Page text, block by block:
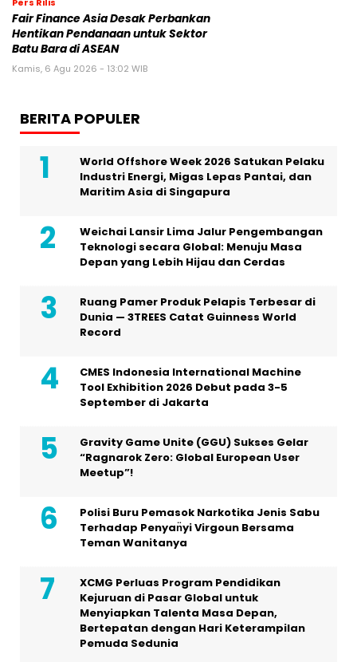
Fair Finance Asia Desak Perbankan
Hentikan Pendanaan untuk Sektor
Batu Bara di ASEAN
Kamis, 6 Agu 2026 - 13:02 WIB
BERITA POPULER
World Offshore Week 2026 Satukan Pelaku
Industri Energi, Migas Lepas Pantai, dan
Maritim Asia di Singapura
Weichai Lansir Lima Jalur Pengembangan
Teknologi secara Global: Menuju Masa
Depan yang Lebih Hijau dan Cerdas
Ruang Pamer Produk Pelapis Terbesar di
Dunia — 3TREES Catat Guinness World
Record
CMES Indonesia International Machine
Tool Exhibition 2026 Debut pada 3-5
September di Jakarta
Gravity Game Unite (GGU) Sukses Gelar
“Ragnarok Zero: Global European User
Meetup”!
Polisi Buru Pemasok Narkotika Jenis Sabu
Terhadap Penyan̈yi Virgoun Bersama
Teman Wanitanya
XCMG Perluas Program Pendidikan
Kejuruan di Pasar Global untuk
Menyiapkan Talenta Masa Depan,
Bertepatan dengan Hari Keterampilan
Pemuda Sedunia